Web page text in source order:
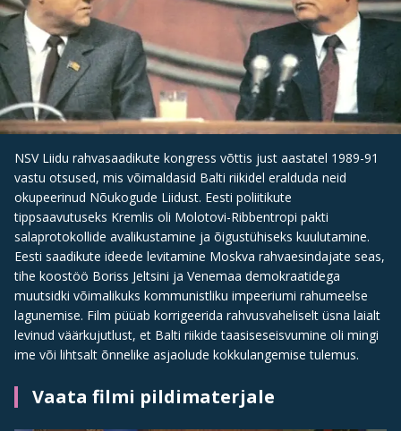
NSV Liidu rahvasaadikute kongress võttis just aastatel 1989-91
vastu otsused, mis võimaldasid Balti riikidel eralduda neid
okupeerinud Nõukogude Liidust. Eesti poliitikute
tippsaavutuseks Kremlis oli Molotovi-Ribbentropi pakti
salaprotokollide avalikustamine ja õigustühiseks kuulutamine.
Eesti saadikute ideede levitamine Moskva rahvaesindajate seas,
tihe koostöö Boriss Jeltsini ja Venemaa demokraatidega
muutsidki võimalikuks kommunistliku impeeriumi rahumeelse
lagunemise. Film püüab korrigeerida rahvusvaheliselt üsna laialt
levinud väärkujutlust, et Balti riikide taasiseseisvumine oli mingi
ime või lihtsalt õnnelike asjaolude kokkulangemise tulemus.
Vaata filmi pildimaterjale